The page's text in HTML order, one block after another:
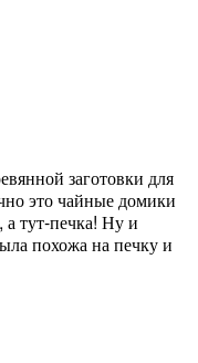
заготовки для
это чайные домики
тут-печка! Ну и
похожа на печку и